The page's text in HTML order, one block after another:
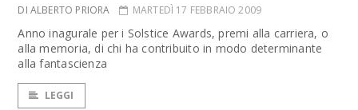
DI ALBERTO PRIORA MARTEDÌ 17 FEBBRAIO 2009
Anno inagurale per i Solstice Awards, premi alla carriera, o
alla memoria, di chi ha contribuito in modo determinante
alla fantascienza
LEGGI